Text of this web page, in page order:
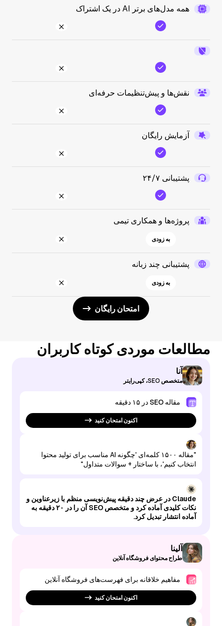
همه مدل‌های برتر AI در یک اشتراک
نقش‌ها و پیش‌تنظیمات حرفه‌ای
آزمایش رایگان
پشتیبانی ۲۴/۷
پروژه‌ها و همکاری تیمی
به زودی
پشتیبانی چند زبانه
به زودی
امتحان رایگان
مطالعات موردی کوتاه کاربران
آنا
متخصص SEO، کپی‌رایتر
مقاله SEO در ۱۵ دقیقه
اکنون امتحان کنید
"مقاله ۱۵۰۰ کلمه‌ای 'چگونه AI مناسب برای تولید محتوا
انتخاب کنیم'، با ساختار + سوالات متداول"
Claude در عرض چند دقیقه پیش‌نویسی منظم با زیرعناوین و
نکات کلیدی آماده کرد و متخصص SEO آن را در ۲۰ دقیقه به
آماده انتشار تبدیل کرد.
آلینا
طراح محتوای فروشگاه آنلاین
مفاهیم خلاقانه برای فهرست‌های فروشگاه آنلاین
اکنون امتحان کنید